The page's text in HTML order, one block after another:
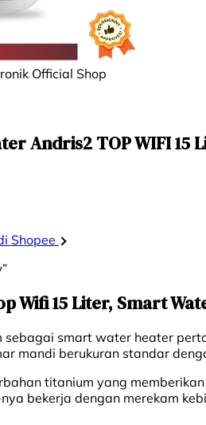
Official Shop
Andris2 TOP WIFI 15
Shopee
Wifi 15 Liter, Smart
sebagai smart water heater
mandi berukuran standar
titanium yang
nya bekerja dengan merekam